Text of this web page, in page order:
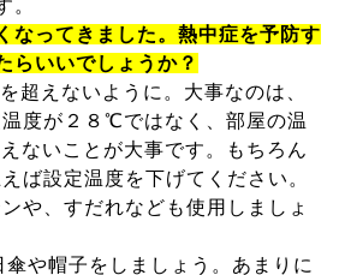
。
なってきました。 熱中症を予防す
らいいでしょうか？
超えないように。大事なのは、
度が２８℃ではなく、部屋の温
ないことが大事です。もちろん
ば設定温度を下げてください。
や、すだれなども使用しましょ
傘や帽子をしましょう。あまりに